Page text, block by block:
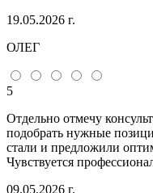
19.05.2026 г.
ОЛЕГ
5
Отдельно отмечу
подобрать нужные
стали и предложили
Чувствуется
09.05.2026 г.